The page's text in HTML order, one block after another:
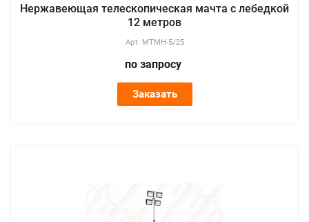
Нержавеющая телескопическая мачта с лебедкой
12 метров
Арт. МТМН-5/25
по запросу
Заказать